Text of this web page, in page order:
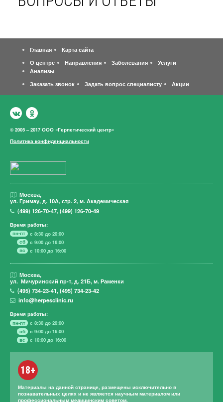
Главная
Карта сайта
О центре
Направления Заболевания
Услуги
Анализы
Заказать звонок
Задать вопрос специалисту Акции
© 2005 – 2017 ООО «Герпетический центр»
Политика конфиденциальности
Москва,
ул. Гримау,д. 10А, стр. 2, м. Академическая
(499)126-70-47,(499)126-70-49
Время работы:
пн-пт
с 8:30 до 20:00
сб
с 9:00 до 16:00
вс
с 10:00 до 16:00
Москва,
ул. Мичуринский пр-т, д. 21Б, м. Раменки
(495)734-23-41,(495)734-23-42
info@herpesclinic.ru
Время работы:
пн-пт
с 8:30 до 20:00
сб
с 9:00 до 16:00
вс
с 10:00 до 16:00
18+
Материалы на данной странице, размещены исключительно в
познавательных целях и не является научным материалом или
профессиональным медицинским советом.